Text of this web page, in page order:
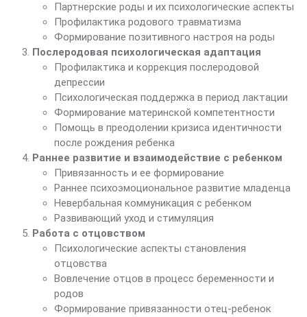
Партнерские роды и их психологические аспекты
Профилактика родового травматизма
Формирование позитивного настроя на роды
Послеродовая психологическая адаптация
Профилактика и коррекция послеродовой
депрессии
Психологическая поддержка в период лактации
Формирование материнской компетентности
Помощь в преодолении кризиса идентичности
после рождения ребенка
Раннее развитие и взаимодействие с ребенком
Привязанность и ее формирование
Раннее психоэмоциональное развитие младенца
Невербальная коммуникация с ребенком
Развивающий уход и стимуляция
Работа с отцовством
Психологические аспекты становления
отцовства
Вовлечение отцов в процесс беременности и
родов
Формирование привязанности отец-ребенок